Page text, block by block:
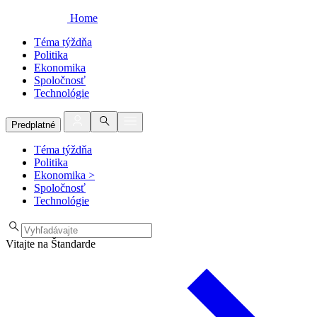
Home
Téma týždňa
Politika
Ekonomika
Spoločnosť
Technológie
Predplatné
Téma týždňa
Politika
Ekonomika >
Spoločnosť
Technológie
Vitajte na Štandarde